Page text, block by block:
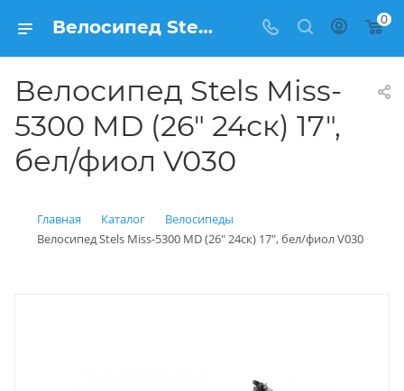
Велосипед Stels Miss-5300 MD (26" 24ск) 17", бел/фиол V030 купить: цена 15 900 рублей в Балашихе | Интернет магазин Вело150 0
Велосипед Stels Miss-
5300 MD (26" 24ск) 17",
бел/фиол V030
Главная Каталог
Велосипеды
Велосипед Stels Miss-5300 MD (26" 24ск) 17", бел/фиол V030